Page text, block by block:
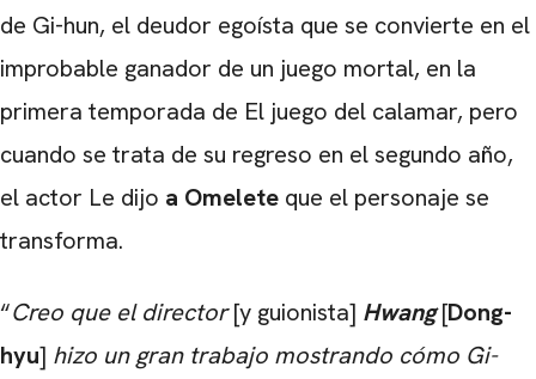
de Gi-hun, el deudor egoísta que se convierte en el
improbable ganador de un juego mortal, en la
primera temporada de El juego del calamar, pero
cuando se trata de su regreso en el segundo año,
el actor Le dijo a Omelete que el personaje se
transforma.
“Creo que el director [y guionista] Hwang [Dong-
hyu] hizo un gran trabajo mostrando cómo Gi-